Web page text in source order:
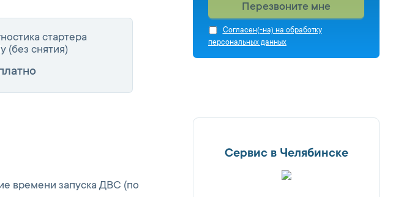
стартера
(без снятия)
Перезвоните мне
Cогласен(-на) на обработку
персональных данных
времени запуска ДВС (по
Сервис в Челябинске